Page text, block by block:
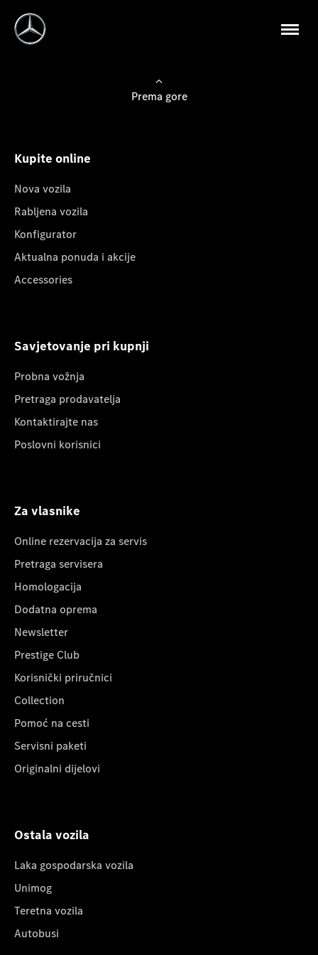
Prema gore
Kupite online
Nova vozila
Rabljena vozila
Konfigurator
Aktualna ponuda i akcije
Accessories
Savjetovanje pri kupnji
Probna vožnja
Pretraga prodavatelja
Kontaktirajte nas
Poslovni korisnici
Za vlasnike
Online rezervacija za servis
Pretraga servisera
Homologacija
Dodatna oprema
Newsletter
Prestige Club
Korisnički priručnici
Collection
Pomoć na cesti
Servisni paketi
Originalni dijelovi
Ostala vozila
Laka gospodarska vozila
Unimog
Teretna vozila
Autobusi